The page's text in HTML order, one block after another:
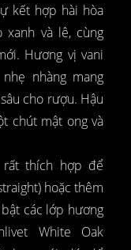
kết hợp hài hòa
và lê, cùng
Hương vị vani
nhàng mang
cho rượu. Hậu
chút mật ong và
thích hợp để
hoặc thêm
các lớp hương
White Oak